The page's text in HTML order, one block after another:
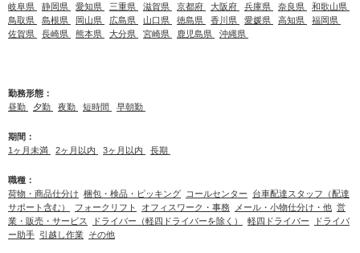
岐阜県
静岡県 愛知県 三重県 滋賀県 京都府 大阪府 兵庫県 奈良県
和歌山県
鳥取県
島根県 岡山県 広島県 山口県 徳島県 香川県 愛媛県 高知県
福岡県
佐賀県
長崎県 熊本県 大分県 宮崎県 鹿児島県 沖縄県
勤務形態：
昼勤
夕勤 夜勤 短時間 早朝勤
期間：
1ヶ月未満
2ヶ月以内 3ヶ月以内 長期
職種：
荷物・商品仕分け 梱包・検品・ピッキング コールセンター
台車配達スタッフ（配達
サポート含む）
フォークリフト オフィスワーク・事務 メール・小物仕分け・他 営
業・販売・サービス
ドライバー（軽四ドライバーを除く） 軽四ドライバー
ドライバ
ー助手 引越し作業 その他